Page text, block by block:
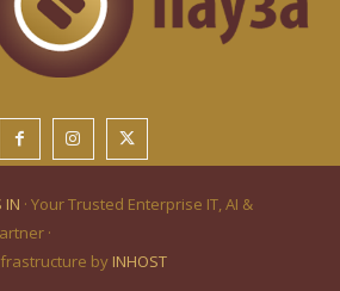
IN · Your Trusted Enterprise IT, AI &
·
by INHOST